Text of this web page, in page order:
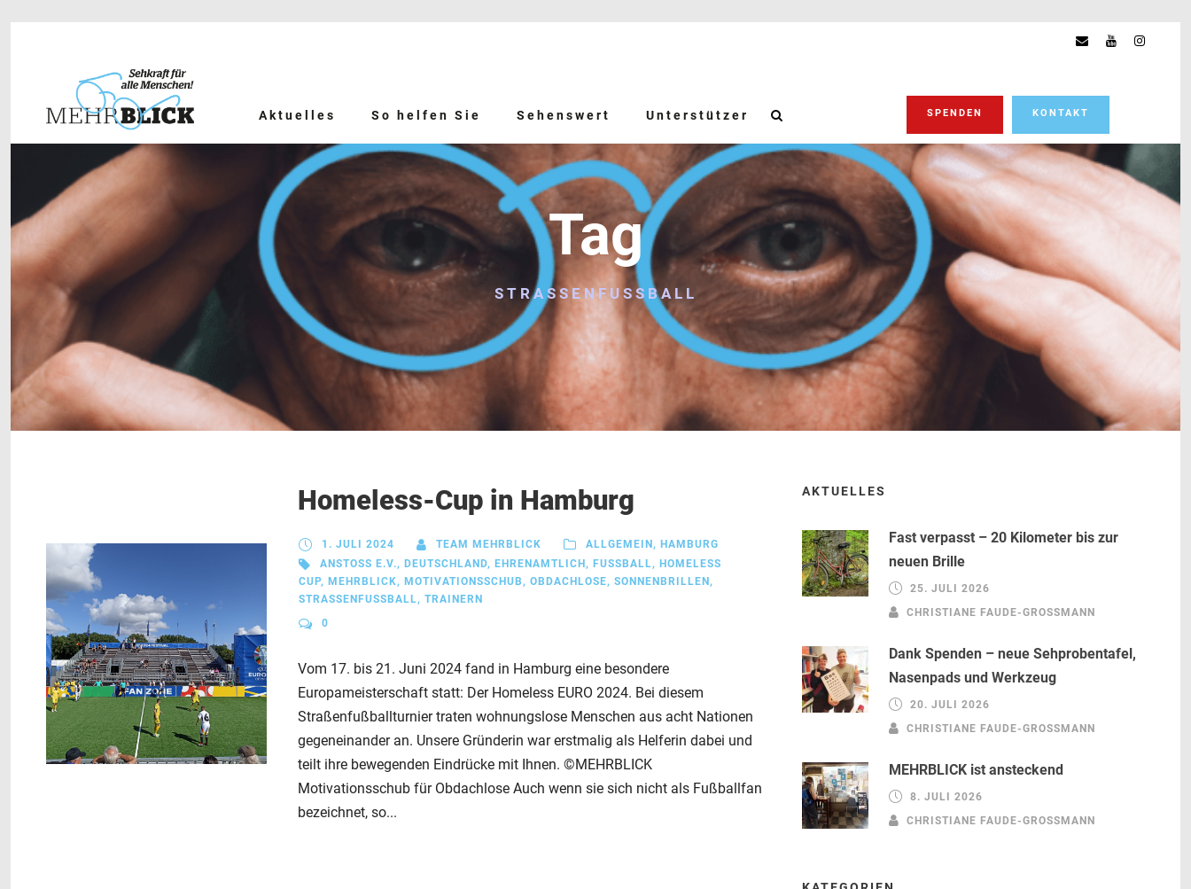
Aktuelles So helfen Sie Sehenswert Unterstützer SPENDEN KONTAKT
Tag
STRASSENFUSSBALL
Homeless-Cup in Hamburg
1. JULI 2024 TEAM MEHRBLICK ALLGEMEIN , HAMBURG
ANSTOSS E.V. , DEUTSCHLAND, EHRENAMTLICH , FUSSBALL , HOMELESS
CUP, MEHRBLICK, MOTIVATIONSSCHUB, OBDACHLOSE, SONNENBRILLEN ,
STRASSENFUSSBALL
, TRAINERN
0
Vom 17. bis 21. Juni 2024 fand in Hamburg eine besondere
Europameisterschaft statt: Der Homeless EURO 2024. Bei diesem
Straßenfußballturnier traten wohnungslose Menschen aus acht Nationen
gegeneinander an. Unsere Gründerin war erstmalig als Helferin dabei und
teilt ihre bewegenden Eindrücke mit Ihnen. ©MEHRBLICK
Motivationsschub für Obdachlose Auch wenn sie sich nicht als Fußballfan
bezeichnet, so...
AKTUELLES
Fast verpasst – 20 Kilometer bis zur
neuen Brille
25. JULI 2026
CHRISTIANE FAUDE-GROSSMANN
Dank Spenden – neue Sehprobentafel,
Nasenpads und Werkzeug
20. JULI 2026
CHRISTIANE FAUDE-GROSSMANN
MEHRBLICK ist ansteckend
8. JULI 2026
CHRISTIANE FAUDE-GROSSMANN